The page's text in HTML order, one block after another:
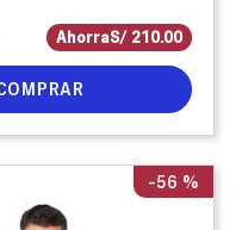
AhorraS/ 210.00
-56 %